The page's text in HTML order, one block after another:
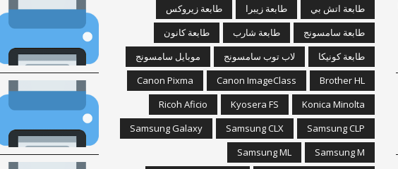
طابعة اتش بي طابعة زيبرا
طابعة زيروكس
طابعة سامسونج
طابعة شارب
طابعة كانون
طابعة كونيكا
لاب توب سامسونج
موبايل سامسونج
Brother HL
Canon ImageClass
Canon Pixma
Konica Minolta
Kyosera FS
Ricoh Aficio
Samsung CLP
Samsung CLX
Samsung Galaxy
Samsung M
Samsung ML